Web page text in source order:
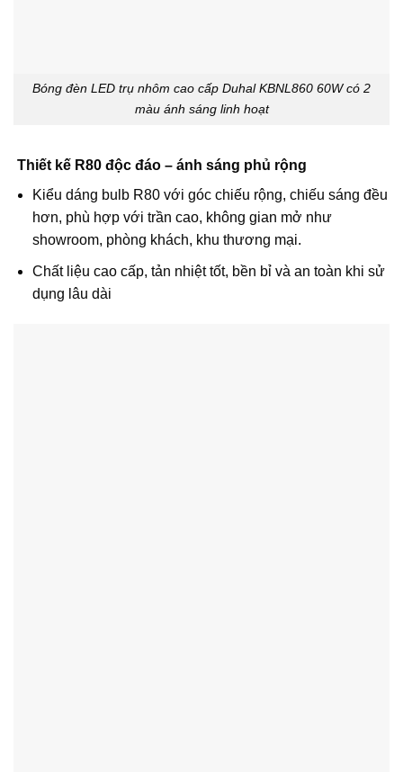
Bóng đèn LED trụ nhôm cao cấp Duhal KBNL860 60W có 2
màu ánh sáng linh hoạt
Thiết kế R80 độc đáo – ánh sáng phủ rộng
Kiểu dáng bulb R80 với góc chiếu rộng, chiếu sáng đều
hơn, phù hợp với trần cao, không gian mở như
showroom, phòng khách, khu thương mại.
Chất liệu cao cấp, tản nhiệt tốt, bền bỉ và an toàn khi sử
dụng lâu dài